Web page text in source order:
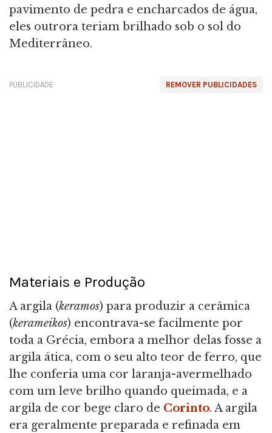
pavimento de pedra e encharcados de água,
eles outrora teriam brilhado sob o sol do
Mediterrâneo.
REMOVER PUBLICIDADES
PUBLICIDADE
Materiais e Produção
A argila (keramos) para produzir a cerâmica
(kerameikos) encontrava-se facilmente por
toda a Grécia, embora a melhor delas fosse a
argila ática, com o seu alto teor de ferro, que
lhe conferia uma cor laranja-avermelhado
com um leve brilho quando queimada, e a
argila de cor bege claro de Corinto. A argila
era geralmente preparada e refinada em